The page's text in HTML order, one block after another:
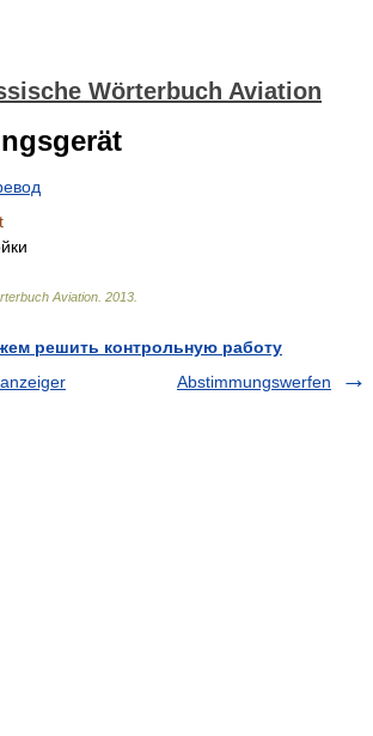
Wörterbuch Aviation
Aviation 2013
решить контрольную работу
Abstimmungswerfen